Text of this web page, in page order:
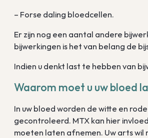
– Forse daling bloedcellen.
Er zijn nog een aantal andere
bijwerkingen is het van belang de
Indien u denkt last te hebben van
Waarom moet u uw bloed
In uw bloed worden de witte en
gecontroleerd. MTX kan hier
moeten laten afnemen. Uw arts wil